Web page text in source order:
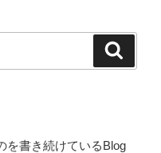
を書き続けているBlog